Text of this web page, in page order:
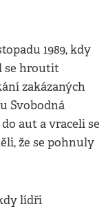
1989, kdy
se hroutit
zakázaných
Svobodná
aut a vraceli se
že se pohnuly
lídři